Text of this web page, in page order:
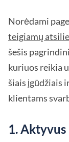
Norėdami
teigiamų
šešis
kuriuos reikia
šiais įgūdžiais
klientams
1.